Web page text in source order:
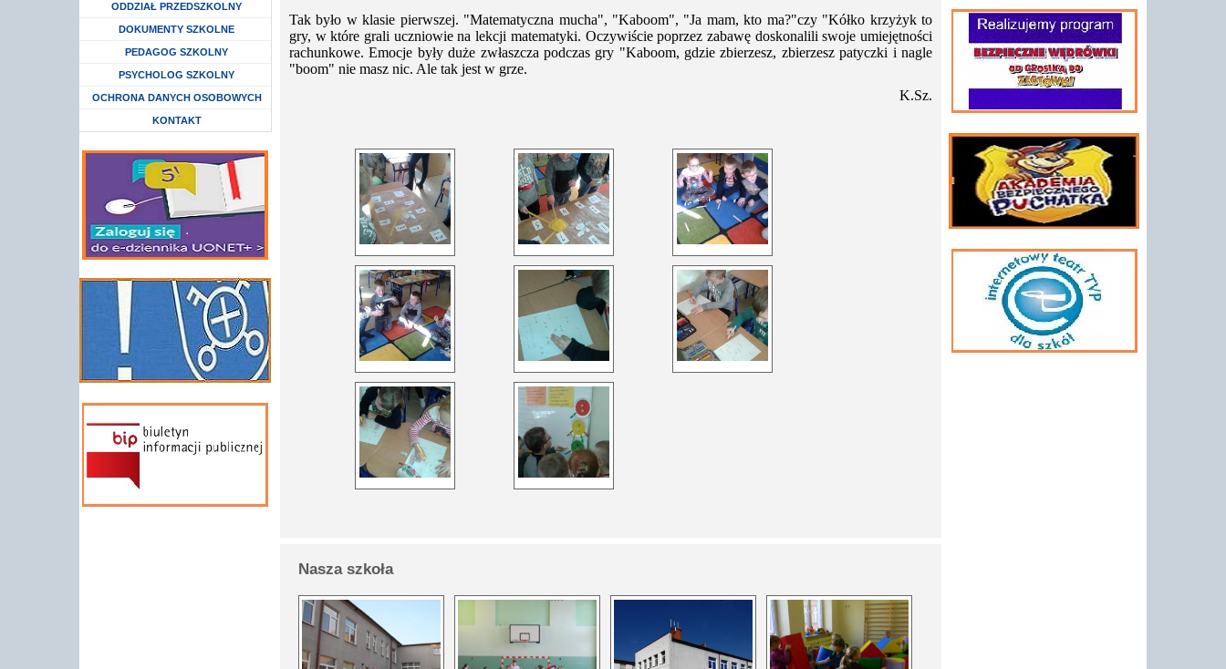
Rozwiń menu
ODDZIAŁ PRZEDSZKOLNY
DOKUMENTY SZKOLNE
Rozwiń menu
PEDAGOG SZKOLNY
Rozwiń menu
PSYCHOLOG SZKOLNY
Rozwiń menu
OCHRONA DANYCH OSOBOWYCH
KONTAKT
Tak było w klasie pierwszej. "Matematyczna mucha", "Kaboom", "Ja mam, kto ma?"czy "Kółko krzyżyk to
gry, w które grali uczniowie na lekcji matematyki. Oczywiście poprzez zabawę doskonalili swoje umiejętności
rachunkowe. Emocje były duże zwłaszcza podczas gry "Kaboom, gdzie zbierzesz, zbierzesz patyczki i nagle
"boom" nie masz nic. Ale tak jest w grze.
K.Sz.
Nasza szkoła